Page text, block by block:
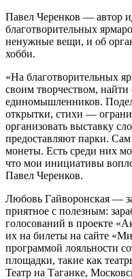
Павел Черенков — автор
благотворительных
ненужные вещи, и об
хобби.
«На благотворительных
своим творчеством, найти
единомышленников.
открытки, стихи —
организовать выставку
предоставляют парки.
монеты. Есть среди них
что мои инициативы
Павел Черенков.
Любовь Гайворонская —
приятное с полезным:
голосований в проекте
их на билеты на сайте
программой лояльности
площадки, такие как
Театр на Таганке,